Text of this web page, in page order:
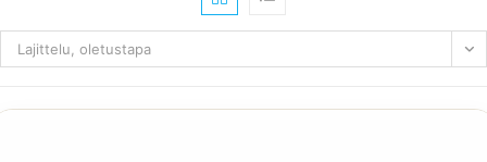
Lajittelu, oletustapa